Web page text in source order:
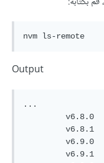
nvm ls-remote
Output
...